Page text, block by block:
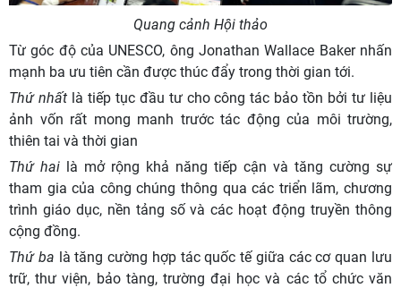
Quang cảnh Hội thảo
Từ góc độ của UNESCO, ông Jonathan Wallace Baker nhấn
mạnh ba ưu tiên cần được thúc đẩy trong thời gian tới.
Thứ nhấtlà tiếp tục đầu tư cho công tác bảo tồn bởi tư liệu
ảnh vốn rất mong manh trước tác động của môi trường,
thiên tai và thời gian
Thứ hai là mở rộng khả năng tiếp cận và tăng cường sự
tham gia của công chúng thông qua các triển lãm, chương
trình giáo dục, nền tảng số và các hoạt động truyền thông
cộng đồng.
Thứ ba là tăng cường hợp tác quốc tế giữa các cơ quan lưu
trữ, thư viện, bảo tàng, trường đại học và các tổ chức văn